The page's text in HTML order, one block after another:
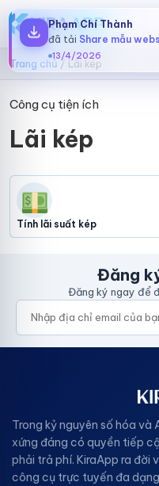
Trang chủ / Lãi kép
Công cụ tiện ích
Lãi kép
Tính lãi suất kép
Đăng
Đăng ký ngay để
Trong kỷ nguyên số hóa và
xứng đáng có quyền tiếp
phải trả phí. KiraApp ra đời
công cụ trực tuyến đa
Phạm Chí Thành
đã tải Share mẫu
13/4/2026